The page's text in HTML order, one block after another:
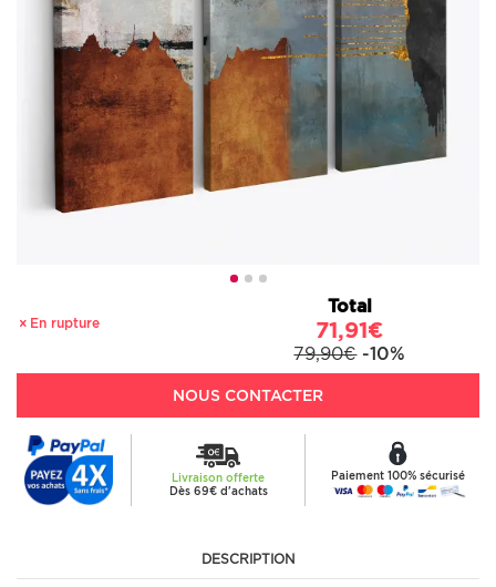
En rupture
Total
71,91€
79,90€ -10%
NOUS CONTACTER
Livraison offerte
Dès 69€ d'achats
Paiement 100% sécurisé
DESCRIPTION